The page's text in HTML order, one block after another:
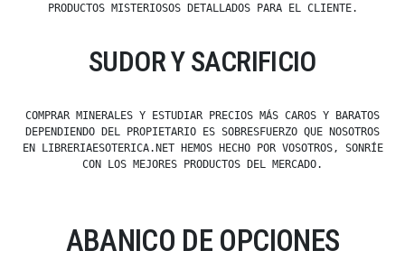
PRODUCTOS MISTERIOSOS DETALLADOS PARA EL CLIENTE.
SUDOR Y SACRIFICIO
COMPRAR MINERALES Y ESTUDIAR PRECIOS MÁS CAROS Y BARATOS
DEPENDIENDO DEL PROPIETARIO ES SOBRESFUERZO QUE NOSOTROS
EN LIBRERIAESOTERICA.NET HEMOS HECHO POR VOSOTROS, SONRÍE
CON LOS MEJORES PRODUCTOS DEL MERCADO.
ABANICO DE OPCIONES